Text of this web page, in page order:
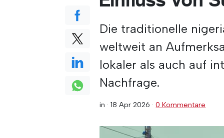
Die traditionelle
weltweit an
lokaler als auch auf
Nachfrage.
in ·18 Apr 2026 ·0 Kommentare